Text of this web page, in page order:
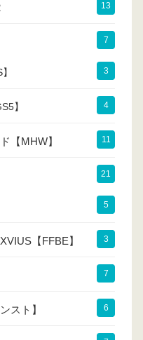
13
7
3
】 4
【MHW】 11
21
5
【FFBE】 3
7
スト】 6